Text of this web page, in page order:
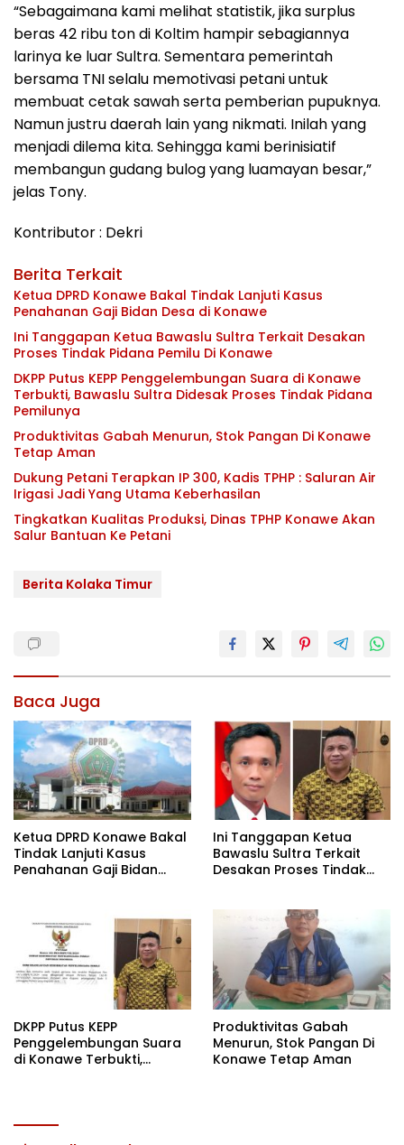
“Sebagaimana kami melihat statistik, jika surplus
beras 42 ribu ton di Koltim hampir sebagiannya
larinya ke luar Sultra. Sementara pemerintah
bersama TNI selalu memotivasi petani untuk
membuat cetak sawah serta pemberian pupuknya.
Namun justru daerah lain yang nikmati. Inilah yang
menjadi dilema kita. Sehingga kami berinisiatif
membangun gudang bulog yang luamayan besar,”
jelas Tony.
Kontributor : Dekri
Berita Terkait
Ketua DPRD Konawe Bakal Tindak Lanjuti Kasus
Penahanan Gaji Bidan Desa di Konawe
Ini Tanggapan Ketua Bawaslu Sultra Terkait Desakan
Proses Tindak Pidana Pemilu Di Konawe
DKPP Putus KEPP Penggelembungan Suara di Konawe
Terbukti, Bawaslu Sultra Didesak Proses Tindak Pidana
Pemilunya
Produktivitas Gabah Menurun, Stok Pangan Di Konawe
Tetap Aman
Dukung Petani Terapkan IP 300, Kadis TPHP : Saluran Air
Irigasi Jadi Yang Utama Keberhasilan
Tingkatkan Kualitas Produksi, Dinas TPHP Konawe Akan
Salur Bantuan Ke Petani
Berita Kolaka Timur
Baca Juga
Ketua DPRD Konawe Bakal
Tindak Lanjuti Kasus
Penahanan Gaji Bidan
Ini Tanggapan Ketua
Bawaslu Sultra Terkait
Desakan Proses Tindak
DKPP Putus KEPP
Penggelembungan Suara
di Konawe Terbukti,
Produktivitas Gabah
Menurun, Stok Pangan Di
Konawe Tetap Aman